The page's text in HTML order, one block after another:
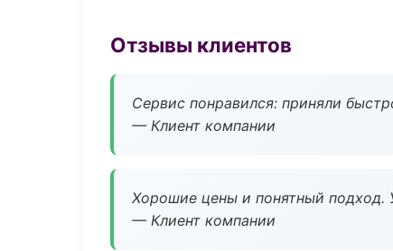
Отзывы клиентов
Сервис понравился: приняли
— Клиент компании
Хорошие цены и понятный подход.
— Клиент компании